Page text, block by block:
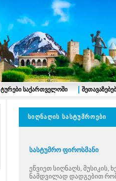
სიღნაღის
სასტუმრო ფიროსმანი
ეწვიეთ სიღნაღს,
ნამდვილად დადგებით
ტურები საქართველოში